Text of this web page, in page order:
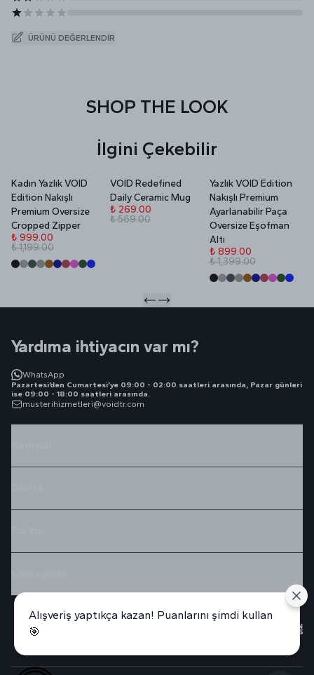
ÜRÜNÜ DEĞERLENDIR
SHOP THE LOOK
İlgini Çekebilir
Kadın Yazlık VOID
Edition Nakışlı
Premium Oversize
Cropped Zipper
₺ 999.00
₺ 1,199.00
VOID Redefined
Daily Ceramic Mug
₺ 269.00
₺ 569.00
Yazlık VOID Edition
Nakışlı Premium
Ayarlanabilir Paça
Oversize Eşofman
Altı
₺ 899.00
₺ 1,399.00
Yardıma ihtiyacın var mı?
WhatsApp
Pazartesi’den Cumartesi’ye 09:00 - 02:00 saatleri arasında, Pazar günleri
ise 09:00 - 18:00 saatleri arasında.
musterihizmetleri@voidtr.com
Alışveriş yaptıkça kazan! Puanlarını şimdi kullan
🎯